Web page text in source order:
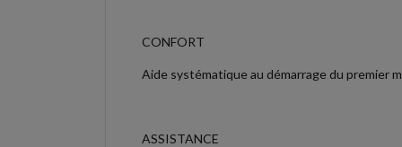
CONFORT
Aide systématique au démarrage du premier
ASSISTANCE